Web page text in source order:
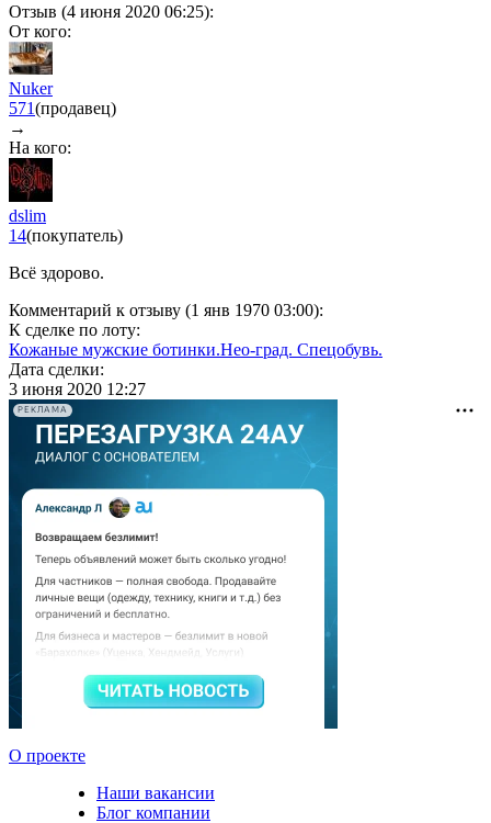
Отзыв (4 июня 2020 06:25):
От кого:
Nuker
571(продавец)
→
На кого:
dslim
14(покупатель)
Всё здорово.
Комментарий к отзыву (1 янв 1970 03:00):
К сделке по лоту:
Кожаные мужские ботинки.Нео-град. Спецобувь.
Дата сделки:
3 июня 2020 12:27
РЕКЛАМА
О проекте
Наши вакансии
Блог компании